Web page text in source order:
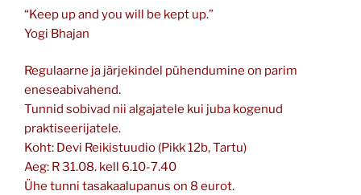
“Keep up and you will be kept up.”
Yogi Bhajan
Regulaarne ja järjekindel pühendumine on parim
eneseabivahend.
Tunnid sobivad nii algajatele kui juba kogenud
praktiseerijatele.
Koht: Devi Reikistuudio (Pikk 12b, Tartu)
Aeg: R 31.08. kell 6.10-7.40
Ühe tunni tasakaalupanus on 8 eurot.